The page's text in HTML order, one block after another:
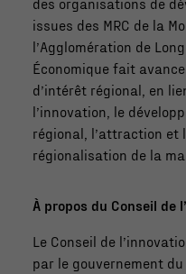
issues des MRC de la
l’Agglomération de
Économique fait
d’intérêt régional, en
l’innovation, le
régional, l’attraction et
régionalisation de la
À propos du Conseil de
Le Conseil de
par le gouvernement